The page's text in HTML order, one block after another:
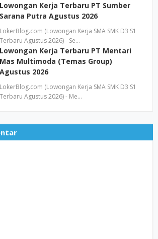
Lowongan Kerja Terbaru PT Sumber
Sarana Putra Agustus 2026
LokerBlog.com (Lowongan Kerja SMA SMK D3 S1
Terbaru Agustus 2026) - Se…
Lowongan Kerja Terbaru PT Mentari
Mas Multimoda (Temas Group)
Agustus 2026
LokerBlog.com (Lowongan Kerja SMA SMK D3 S1
Terbaru Agustus 2026) - Me…